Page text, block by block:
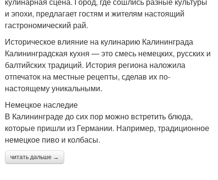
и эпохи, предлагает гостям и жителям настоящий
гастрономический рай.
Историческое влияние на кулинарию Калининграда
Калининградская кухня — это смесь немецких, русских и
балтийских традиций. История региона наложила
отпечаток на местные рецепты, сделав их по-
настоящему уникальными.
Немецкое наследие
В Калининграде до сих пор можно встретить блюда,
которые пришли из Германии. Например, традиционное
немецкое пиво и колбасы.
читать дальше →